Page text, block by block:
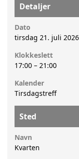
Detaljer
Dato
tirsdag 21. juli 2026
Klokkeslett
17:00 – 21:00
Kalender
Tirsdagstreff
Sted
Navn
Kvarten